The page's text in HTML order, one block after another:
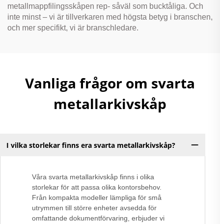
metallmappfilingsskåpen rep- såväl som bucktåliga. Och
inte minst – vi är tillverkaren med högsta betyg i branschen,
och mer specifikt, vi är branschledare.
Vanliga frågor om svarta
metallarkivskåp
I vilka storlekar finns era svarta metallarkivskåp?
Våra svarta metallarkivskåp finns i olika
storlekar för att passa olika kontorsbehov.
Från kompakta modeller lämpliga för små
utrymmen till större enheter avsedda för
omfattande dokumentförvaring, erbjuder vi